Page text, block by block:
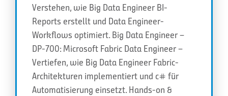
Verstehen, wie Big Data Engineer BI-
Reports erstellt und Data Engineer-
Workflows optimiert. Big Data Engineer –
DP-700: Microsoft Fabric Data Engineer –
Vertiefen, wie Big Data Engineer Fabric-
Architekturen implementiert und c# für
Automatisierung einsetzt. Hands-on &